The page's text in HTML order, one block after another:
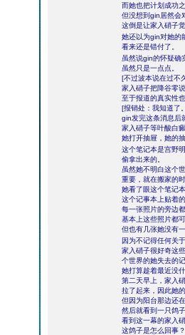
而她也把计划成功
但没想到gin居然会
这倒是让家入硝子
她还以为gin对她的
看来还是错付了。
虽然说gin的怀疑确
虽然只是一点点。
[不过波本说在过不
家入硝子把降谷零
至于报道的真实性
[报销处：我知道了
gin发完这条消息后
家入硝子等叶酸白
她打开抽屉，她的
这个笔记本是宫野
偷拿出来的。
虽然她不明白这个
重要，就在搬家的
她看了眼这个笔记
这个记事本上贴着
每一张照片的旁边
基本上这些照片都
但也有几张她没有
因为不记得任何关
家入硝子很好奇这
个世界的她失去的
她打算趁着最近没
第二天早上，家入
拉了起来，因此她
但因为阳台那边还
然后就看到一只鸽
看到这一幕的家入
这鸽子是怎么回事？